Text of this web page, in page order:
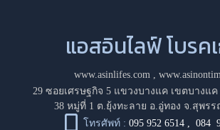
แอสอินไลฟ์ โบรค
www.asinlifes.com
29 ซอยเศรษฐกิจ 5 แขวงบางแค เขตบางแค
38 หมู่ที่ 1 ต.ยุ้งทะลาย อ.อู่ทอง จ.สุพรร
โทรศัพท์ : 095 952 6514 ,084